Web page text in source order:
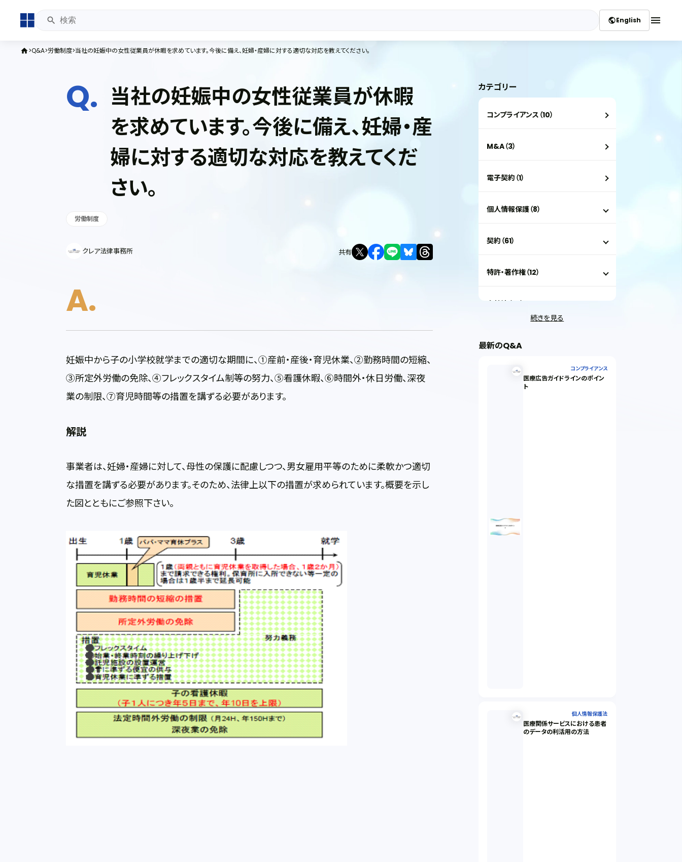
publicEnglish menu
home Q&A 労働制度 当社の妊娠中の女性従業員が休暇を求めています。今後に備え、妊婦・産婦に対する適切な対応を教えてください。
当社の妊娠中の女性従業員が休暇
を求めています。今後に備え、妊婦・産
婦に対する適切な対応を教えてくだ
さい。
労働制度
クレア法律事務所 共有
妊娠中から子の小学校就学までの適切な期間に、①産前・産後・育児休業、②勤務時間の短縮、
③所定外労働の免除、④フレックスタイム制等の努力、⑤看護休暇、⑥時間外・休日労働、深夜
業の制限、⑦育児時間等の措置を講ずる必要があります。
解説
事業者は、妊婦・産婦に対して、母性の保護に配慮しつつ、男女雇用平等のために柔軟かつ適切
な措置を講ずる必要があります。そのため、法律上以下の措置が求められています。概要を示し
た図とともにご参照下さい。
カテゴリー
コンプライアンス（10）
M&A（3）
電子契約（1）
個人情報保護（8）
契約（61）
特許・著作権（12）
会社法（35）
続きを見る
最新のQ&A
コンプライアンス
医療広告ガイドラインのポイン
ト
個人情報保護法
医療関係サービスにおける患者
のデータの利活用の方法